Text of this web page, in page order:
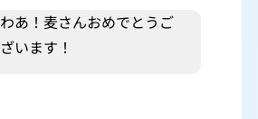
わあ！麦さんおめでとうご
ざいます！